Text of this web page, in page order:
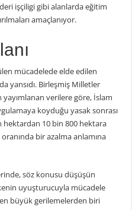
işçiligi gibi alanlarda eğitim
amaçlanıyor.
mücadelede elde edilen
yansıdı. Birleşmiş Milletler
yayımlanan verilere göre, İslam
koyduğu yasak sonrası
hektardan 10 bin 800 hektara
bir azalma anlamına
söz konusu düşüşün
uyuşturucuyla mücadele
büyük gerilemelerden biri